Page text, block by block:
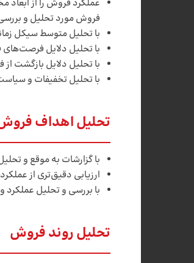
عملکرد فروش را از
فروش مورد تحلیل و
با تحلیل متوسط سیکل
با تحلیل دلایل فرصت‌های
با تحلیل دلایل بازگشت
با تحلیل تخفیفات و
تحلیل اهداف
با گزارشات به موقع و
ارزیابی دقیق‌تری از
با بررسی و تحلیل
تحلیل روند فروش